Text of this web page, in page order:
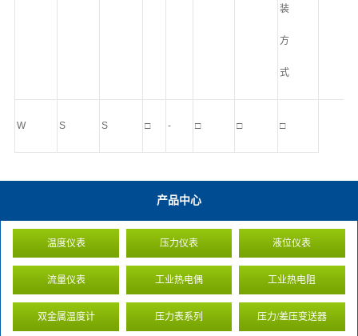
装
方
式
W S S □ - □ □ □
产品中心
温度仪表 压力仪表 液位仪表
流量仪表 工业热电偶 工业热电阻
双金属温度计 压力表系列 压力/差压变送器